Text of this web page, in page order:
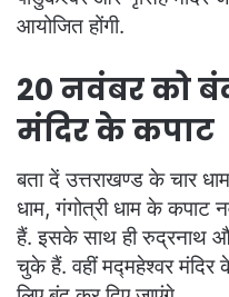
आयोजित होंगी.
20 नवंबर को
मंदिर के कपाट
बता दें उत्तराखण्ड के चार
धाम, गंगोत्री धाम के कपाट
हैं. इसके साथ ही रुद्रनाथ
चुके हैं. वहीं मद्महेश्वर